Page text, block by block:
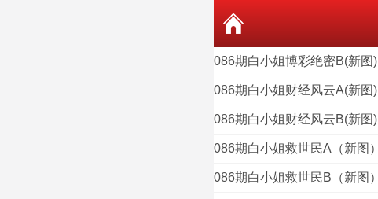
086期白小姐博彩绝密B(新图)
086期白小姐财经风云A(新图)
086期白小姐财经风云B(新图)
086期白小姐救世民A（新图）
086期白小姐救世民B（新图）